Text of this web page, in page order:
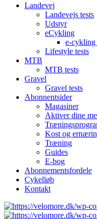
Landevej
Landevejs tests
Udstyr
eCykling
e-cykling
Lifestyle tests
MTB
MTB tests
Gravel
Gravel tests
Abonnentsider
Magasiner
Aktiver dine
Kost og
Træning
Guides
E-bog
Abonnementsfordele
Cykelløb
Kontakt